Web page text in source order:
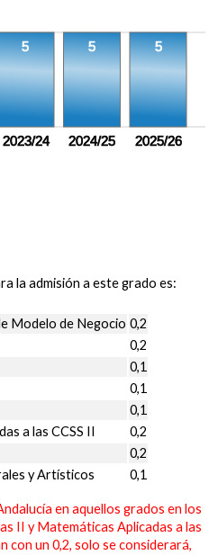
5 5 5
2023/24 2024/25 2025/26
la admisión a este grado es:
Modelo de Negocio 0,2
0,2
0,1
0,1
0,1
a las CCSS II
0,2
0,2
y Artísticos
0,1
en aquellos grados en los
II y Matemáticas Aplicadas a las
con un 0,2, solo se considerará,